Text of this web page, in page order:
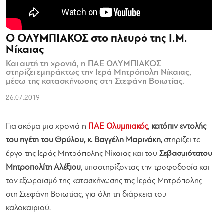
Ο ΟΛΥΜΠΙΑΚΟΣ στο πλευρό της Ι.Μ.
Νίκαιας
Και αυτή τη χρονιά, η ΠΑΕ ΟΛΥΜΠΙΑΚΟΣ
στηρίζει εμπράκτως την Ιερά Μητρόπολη Νίκαιας,
μέσω της κατασκήνωσης στη Στεφάνη Βοιωτίας.
26.07.2019
Για ακόμα μια χρονιά η ΠΑΕ Ολυμπιακός, κατόπιν εντολής
του ηγέτη του Θρύλου, κ. Βαγγέλη Μαρινάκη, στηρίζει το
έργο της Ιεράς Μητρόπολης Νίκαιας και του Σεβασμιότατου
Μητροπολίτη Αλέξιου, υποστηρίζοντας την τροφοδοσία και
τον εξωραϊσμό της κατασκήνωσης της Ιεράς Μητρόπολης
στη Στεφάνη Βοιωτίας, για όλη τη διάρκεια του
καλοκαιριού.